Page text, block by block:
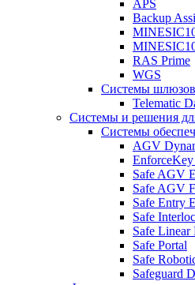
APS
Backup
RAS Prime
WGS
Системы шлюзов
Telematic
Системы и решения
Системы
AGV
Safe AGV
Safe AGV
Safe Entry
Safe
Safe Linear
Safe Portal
Safe
Safeguard